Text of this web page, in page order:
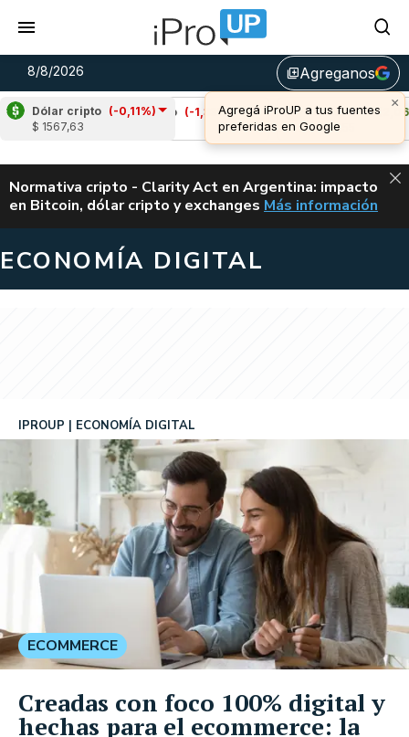
8/8/2026 library_addAgreganos
Dólar cripto (-0,11%)
$ 1567,63
Cardano (-1,33%)
u$s 0,20
Avalanche (2,06%)
u$s 6,55
ALERTA
Normativa cripto - Clarity Act en Argentina: impacto
en Bitcoin, dólar cripto y exchanges CLARITY ACT EN
Más información
ECONOMÍA DIGITAL
IPROUP ECONOMÍA DIGITAL
ECOMMERCE
Creadas con foco 100% digital y
hechas para el ecommerce: la